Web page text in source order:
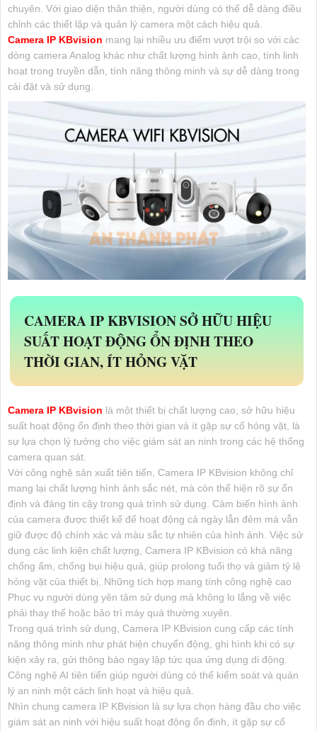
chuyên. Với giao diện thân thiện, người dùng có thể dễ dàng điều
chỉnh các thiết lập và quản lý camera một cách hiệu quả.
Camera IP KBvision mang lại nhiều ưu điểm vượt trội so với các
dòng camera Analog khác như chất lượng hình ảnh cao, tính linh
hoạt trong truyền dẫn, tính năng thông minh và sự dễ dàng trong
cài đặt và sử dụng.
CAMERA IP KBVISION SỞ HỮU HIỆU
SUẤT HOẠT ĐỘNG ỔN ĐỊNH THEO
THỜI GIAN, ÍT HỎNG VẶT
Camera IP KBvision là một thiết bị chất lượng cao, sở hữu hiệu
suất hoạt động ổn định theo thời gian và ít gặp sự cố hỏng vặt, là
sự lựa chọn lý tưởng cho việc giám sát an ninh trong các hệ thống
camera quan sát.
Với công nghệ sản xuất tiên tiến, Camera IP KBvision không chỉ
mang lại chất lượng hình ảnh sắc nét, mà còn thể hiện rõ sự ổn
định và đáng tin cậy trong quá trình sử dụng. Cảm biến hình ảnh
của camera được thiết kế để hoạt động cả ngày lẫn đêm mà vẫn
giữ được độ chính xác và màu sắc tự nhiên của hình ảnh. Việc sử
dụng các linh kiện chất lượng, Camera IP KBvision có khả năng
chống ẩm, chống bụi hiệu quả, giúp prolong tuổi thọ và giảm tỷ lệ
hỏng vặt của thiết bị. Những tích hợp mang tính công nghệ cao
Phục vụ người dùng yên tâm sử dụng mà không lo lắng về việc
phải thay thế hoặc bảo trì máy quá thường xuyên.
Trong quá trình sử dụng, Camera IP KBvision cung cấp các tính
năng thông minh như phát hiện chuyển động, ghi hình khi có sự
kiện xảy ra, gửi thông báo ngay lập tức qua ứng dụng di động.
Công nghệ AI tiên tiến giúp người dùng có thể kiểm soát và quản
lý an ninh một cách linh hoạt và hiệu quả.
Nhìn chung camera IP KBvision là sự lựa chọn hàng đầu cho việc
giám sát an ninh với hiệu suất hoạt động ổn định, ít gặp sự cố